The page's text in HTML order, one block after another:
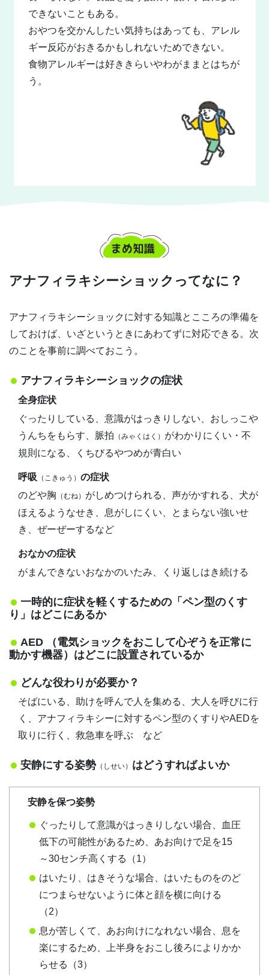
できないこともある。
おやつを交かんしたい気持ちはあっても、アレル
ギー反応がおきるかもしれないためできない。
食物アレルギーは好ききらいやわがままとはちが
う。
アナフィラキシーショックってなに？
アナフィラキシーショックに対する知識とこころの準備を
しておけば、いざというときにあわてずに対応できる。次
のことを事前に調べておこう。
アナフィラキシーショックの症状
全身症状
ぐったりしている、意識がはっきりしない、おしっこや
うんちをもらす、脈拍 （みゃくはく） がわかりにくい・不
規則になる、くちびるやつめが青白い
呼吸 （こきゅう） の症状
のどや胸 （むね） がしめつけられる、声がかすれる、犬が
ほえるようなせき、息がしにくい、とまらない強いせ
き、ぜーぜーするなど
おなかの症状
がまんできないおなかのいたみ、くり返しはき続ける
一時的に症状を軽くするための「ペン型のくす
り」はどこにあるか
AED （電気ショックをおこして心ぞうを正常に
動かす機器）はどこに設置されているか
どんな役わりが必要か？
そばにいる、助けを呼んで人を集める、大人を呼びに行
く、アナフィラキシーに対するペン型のくすりやAEDを
取りに行く、救急車を呼ぶ など
安静にする姿勢 （しせい） はどうすればよいか
安静を保つ姿勢
ぐったりして意識がはっきりしない場合、血圧
低下の可能性があるため、あお向けで足を15
～30センチ高くする（1）
はいたり、はきそうな場合、はいたものをのど
につまらせないように体と顔を横に向ける
（2）
息が苦しくて、あお向けになれない場合、息を
楽にするため、上半身をおこし後ろによりかか
らせる（3）